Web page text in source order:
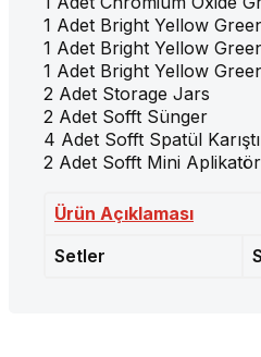
1 Adet Bright Yellow
1 Adet Bright Yellow
1 Adet Bright Yellow
2 Adet Storage Jars
2 Adet Sofft Sünger
4 Adet Sofft Spatül
2 Adet Sofft Mini Aplikatör
Ürün Açıklaması
Setler